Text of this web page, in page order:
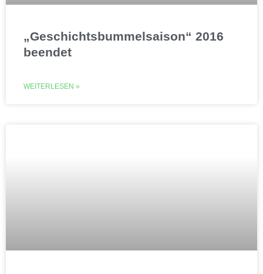
„Geschichtsbummelsaison“ 2016
beendet
WEITERLESEN »